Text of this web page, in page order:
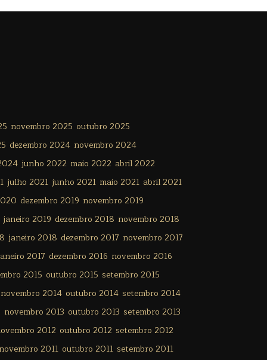
novembro 2025 outubro 2025
dezembro 2024 novembro 2024
junho 2022 maio 2022 abril 2022
julho 2021 junho 2021 maio 2021 abril 2021
dezembro 2019 novembro 2019
janeiro 2019 dezembro 2018 novembro 2018
janeiro 2018 dezembro 2017 novembro 2017
2017 dezembro 2016 novembro 2016
2015 outubro 2015 setembro 2015
novembro 2014 outubro 2014 setembro 2014
novembro 2013 outubro 2013 setembro 2013
2012 outubro 2012 setembro 2012
2011 outubro 2011 setembro 2011